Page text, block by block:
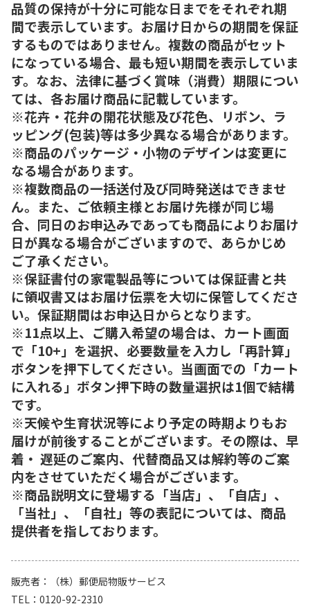
品質の保持が十分に可能な日までをそれぞれ期
間で表示しています。お届け日からの期間を保証
するものではありません。複数の商品がセット
になっている場合、最も短い期間を表示していま
す。なお、法律に基づく賞味（消費）期限につい
ては、各お届け商品に記載しています。
※花卉・花弁の開花状態及び花色、リボン、ラ
ッピング(包装)等は多少異なる場合があります。
※商品のパッケージ・小物のデザインは変更に
なる場合があります。
※複数商品の一括送付及び同時発送はできませ
ん。また、ご依頼主様とお届け先様が同じ場
合、同日のお申込みであっても商品によりお届け
日が異なる場合がございますので、あらかじめ
ご了承ください。
※保証書付の家電製品等については保証書と共
に領収書又はお届け伝票を大切に保管してくださ
い。保証期間はお申込日からとなります。
※11点以上、ご購入希望の場合は、カート画面
で「10+」を選択、必要数量を入力し「再計算」
ボタンを押下してください。当画面での「カート
に入れる」ボタン押下時の数量選択は1個で結構
です。
※天候や生育状況等により予定の時期よりもお
届けが前後することがございます。その際は、早
着・ 遅延のご案内、代替商品又は解約等のご案
内をさせていただく場合がございます。
※商品説明文に登場する「当店」、「自店」、
「当社」、「自社」等の表記については、商品
提供者を指しております。
販売者
（株）郵便局物販サービス
TEL
0120-92-2310